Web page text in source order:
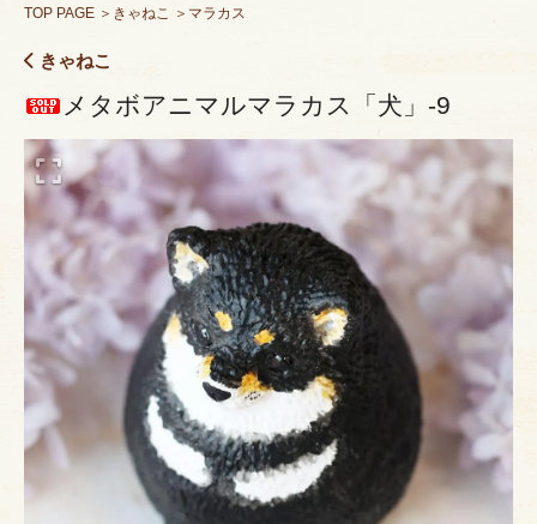
TOP PAGE ＞きゃねこ ＞マラカス
きゃねこ
メタボアニマルマラカス「犬」-9